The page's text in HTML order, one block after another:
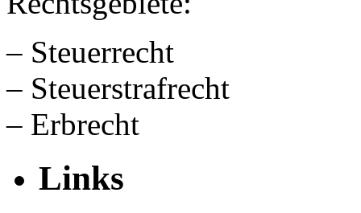
– Steuerrecht
– Steuerstrafrecht
– Erbrecht
Links